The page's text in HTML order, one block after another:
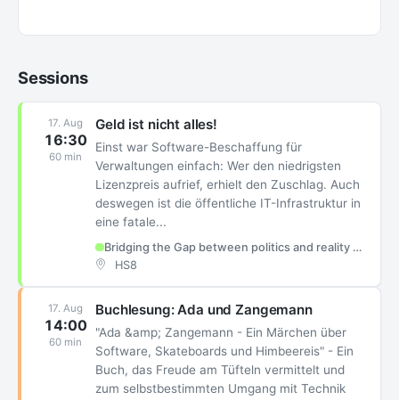
Sessions
17. Aug
16:30
60 min
Geld ist nicht alles!
Einst war Software-Beschaffung für
Verwaltungen einfach: Wer den niedrigsten
Lizenzpreis aufrief, erhielt den Zuschlag. Auch
deswegen ist die öffentliche IT-Infrastruktur in
eine fatale...
Bridging the Gap between politics and reality - Lobbying für freie Software
HS8
17. Aug
14:00
60 min
Buchlesung: Ada und Zangemann
"Ada &amp; Zangemann - Ein Märchen über
Software, Skateboards und Himbeereis" - Ein
Buch, das Freude am Tüfteln vermittelt und
zum selbstbestimmten Umgang mit Technik